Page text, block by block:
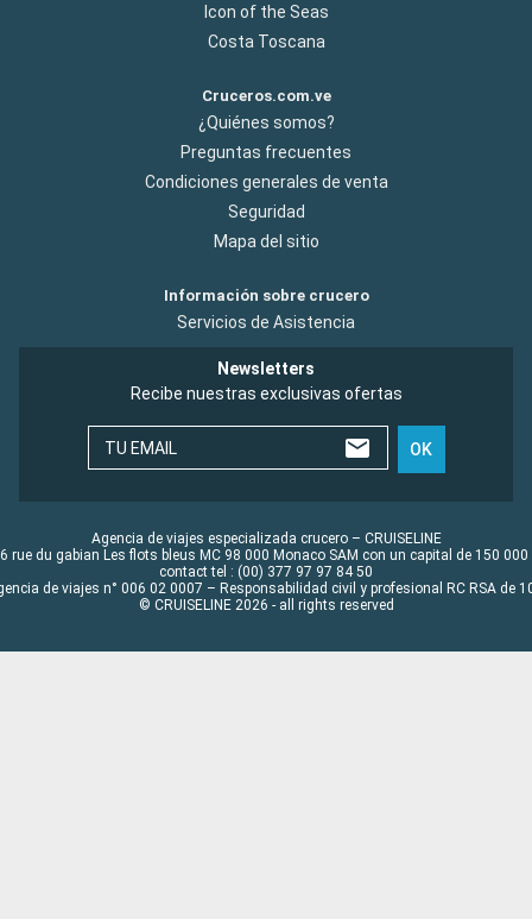
Icon of the Seas
Costa Toscana
Cruceros.com.ve
¿Quiénes somos?
Preguntas frecuentes
Condiciones generales de venta
Seguridad
Mapa del sitio
Información sobre crucero
Servicios de Asistencia
Newsletters
Recibe nuestras exclusivas ofertas
TU EMAIL OK
Agencia de viajes especializada crucero – CRUISELINE
rue du gabian Les flots bleus MC 98 000 Monaco SAM con un capital de 150 000
contact tel : (00) 377 97 97 84 50
de viajes n° 006 02 0007 – Responsabilidad civil y profesional RC RSA de
© CRUISELINE 2026 - all rights reserved